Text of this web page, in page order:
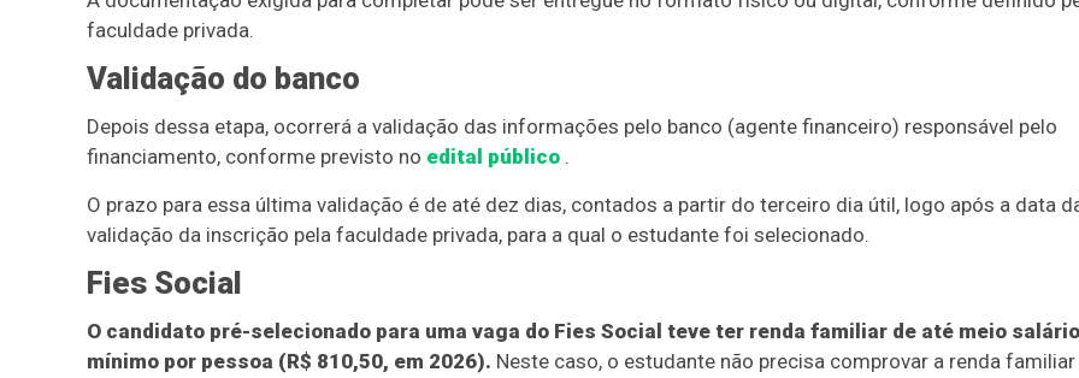
faculdade privada.
Validação do banco
Depois dessa etapa, ocorrerá a validação das informações pelo banco (agente financeiro) responsável pelo
financiamento, conforme previsto no edital público .
O prazo para essa última validação é de até dez dias, contados a partir do terceiro dia útil, logo após a data
validação da inscrição pela faculdade privada, para a qual o estudante foi selecionado.
Fies Social
O candidato pré-selecionado para uma vaga do Fies Social teve ter renda familiar de até meio salário
mínimo por pessoa (R$ 810,50, em 2026). Neste caso, o estudante não precisa comprovar a renda familiar